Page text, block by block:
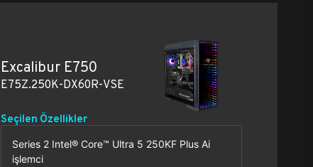
Excalibur E750
E75Z.250K-DX60R-VSE
Seçilen Özellikler
Series 2 Intel® Core™ Ultra 5 250KF Plus Ai
işlemci